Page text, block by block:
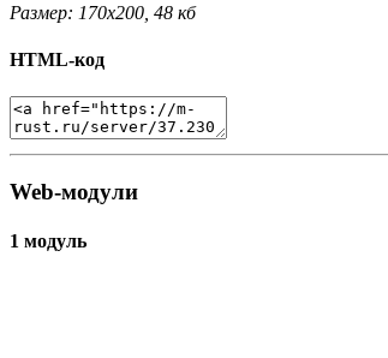
Размер: 170x200, 48 кб
HTML-код
Web-модули
1 модуль